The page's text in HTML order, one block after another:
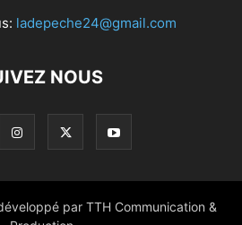
ladepeche24@gmail.com
NOUS
par TTH Communication &